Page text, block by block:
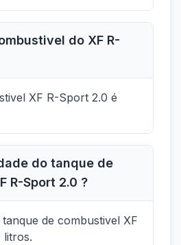
do XF R-
XF R-Sport 2.0 é
do tanque de
R-Sport 2.0 ?
de combustivel XF
litros.